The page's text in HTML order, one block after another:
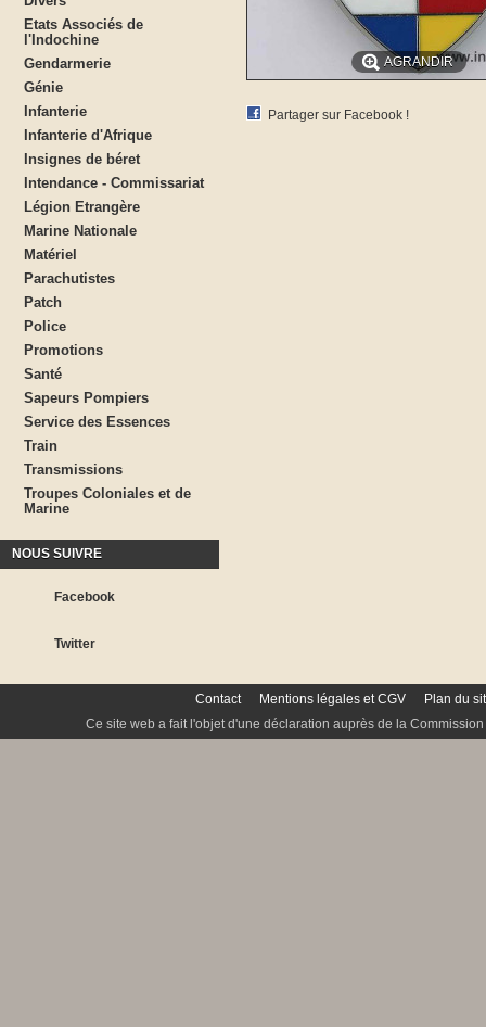
Etats Associés de
l'Indochine
Gendarmerie
Génie
Infanterie
Infanterie d'Afrique
Insignes de béret
Intendance - Commissariat
Légion Etrangère
Marine Nationale
Matériel
Parachutistes
Patch
Police
Promotions
Santé
Sapeurs Pompiers
Service des Essences
Train
Transmissions
Troupes Coloniales et de
Marine
NOUS SUIVRE
Facebook
Twitter
AGRANDIR
Partager sur Facebook !
Contact Mentions légales et CGV
Plan du
Ce site web a fait l'objet d'une déclaration auprès de la